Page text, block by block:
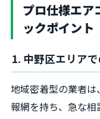
プロ仕様エア
ックポイント
1. 中野区エリア
地域密着型の業者
報網を持ち、急な